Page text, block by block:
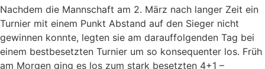
Nachdem die Mannschaft am 2. März nach langer Zeit ein
Turnier mit einem Punkt Abstand auf den Sieger nicht
gewinnen konnte, legten sie am darauffolgenden Tag bei
einem bestbesetzten Turnier um so konsequenter los. Früh
am Morgen ging es los zum stark besetzten 4+1 –